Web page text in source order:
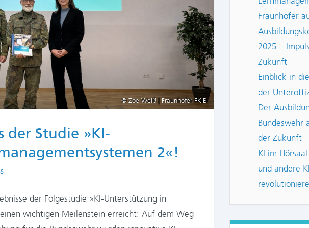
© Zoe Weiß | Fraunhofer FKIE
der Studie »KI-
2«!
der Folgestudie »KI-Unterstützung in
wichtigen Meilenstein erreicht: Auf dem Weg
Fraunhofer
2025 –
Zukunft
Einblick in
der
Der
Bundeswehr
der Zukunft
KI im
und andere